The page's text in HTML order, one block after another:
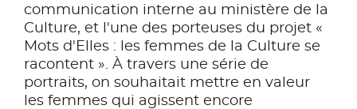
communication interne au ministère de la
Culture, et l'une des porteuses du projet «
Mots d'Elles : les femmes de la Culture se
racontent ». À travers une série de
portraits, on souhaitait mettre en valeur
les femmes qui agissent encore